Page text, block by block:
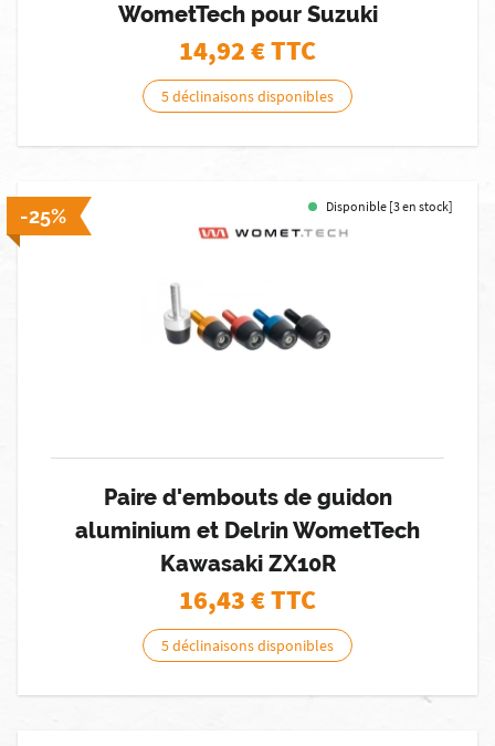
WometTech pour Suzuki
14,92€ TTC
5 déclinaisons disponibles
-25% Disponible [3 en stock]
Paire d'embouts de guidon
aluminium et Delrin WometTech
Kawasaki ZX10R
16,43€ TTC
5 déclinaisons disponibles